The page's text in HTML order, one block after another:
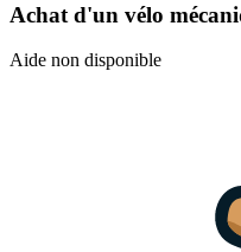
Achat d'un vélo
Aide non disponible